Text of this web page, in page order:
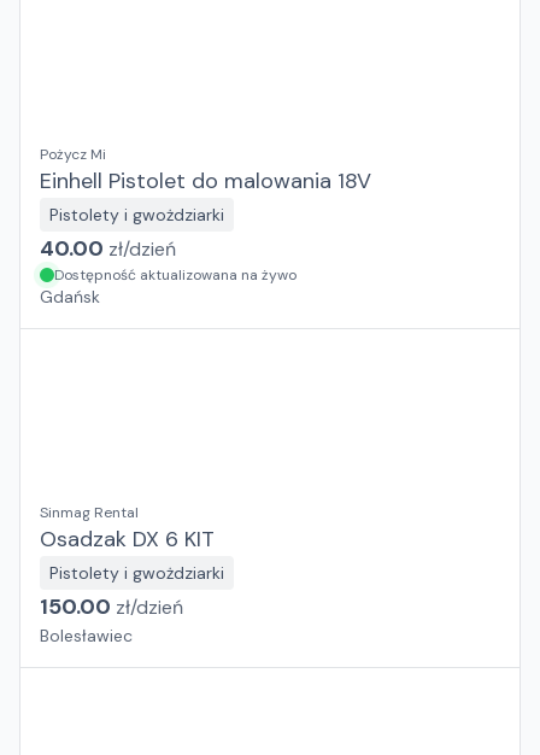
Pożycz Mi
Einhell Pistolet do malowania 18V
Pistolety i gwożdziarki
40.00 zł/dzień
Dostępność aktualizowana na żywo
Gdańsk
Sinmag Rental
Osadzak DX 6 KIT
Pistolety i gwożdziarki
150.00 zł/dzień
Bolesławiec